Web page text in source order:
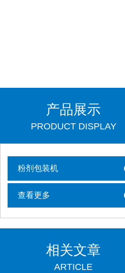
产品展示
PRODUCT DISPLAY
粉剂包装机
查看更多
相关文章
ARTICLE